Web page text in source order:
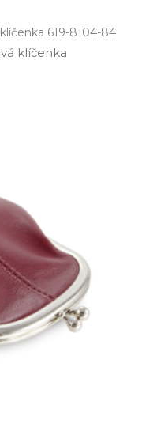
619-8104-84
klíčenka